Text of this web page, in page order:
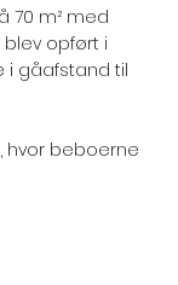
70 m² med
opført i
i gåafstand til
beboerne